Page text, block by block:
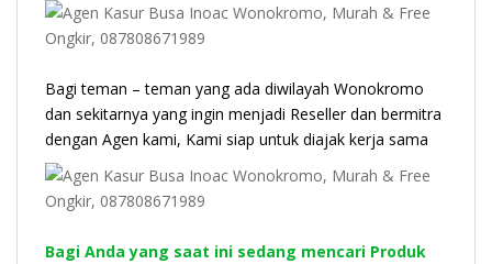
Bagi teman – teman yang ada diwilayah Wonokromo
dan sekitarnya yang ingin menjadi Reseller dan bermitra
dengan Agen kami, Kami siap untuk diajak kerja sama
Bagi Anda yang saat ini sedang mencari Produk